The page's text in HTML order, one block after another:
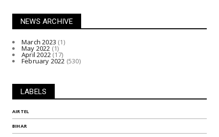
NEWS ARCHIVE
March 2023 (1)
May 2022 (1)
April 2022 (17)
February 2022 (530)
LABELS
AIRTEL
BIHAR